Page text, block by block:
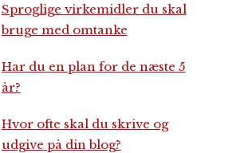
Sproglige virkemidler du skal
bruge med omtanke
Har du en plan for de næste 5
år?
Hvor ofte skal du skrive og
udgive på din blog?